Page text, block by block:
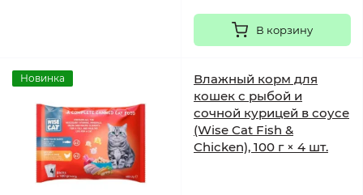
В корзину
Новинка
Влажный корм для
кошек с рыбой и
сочной курицей в соусе
(Wise Cat Fish &
Chicken), 100 г × 4 шт.